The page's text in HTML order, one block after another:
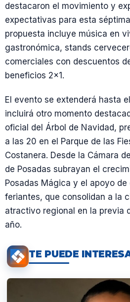
destacaron el movimiento y
expectativas para esta
propuesta incluye música en
gastronómica, stands
comerciales con descuentos
beneficios 2×1.
El evento se extenderá hasta
incluirá otro momento
oficial del Árbol de Navidad,
a las 20 en el Parque de las
Costanera. Desde la Cámara
de Posadas subrayan el
Posadas Mágica y el apoyo
feriantes, que consolidan a la
atractivo regional en la previa
año.
TE PUEDE